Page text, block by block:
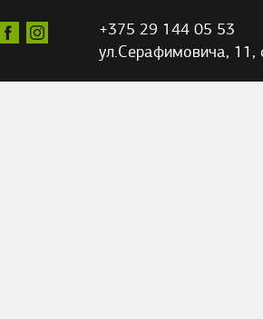
+375 29 144 05 53
ул.Серафимовича, 11,